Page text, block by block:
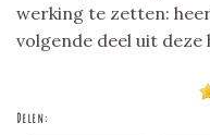
werking te zetten:
volgende deel uit deze
Delen: